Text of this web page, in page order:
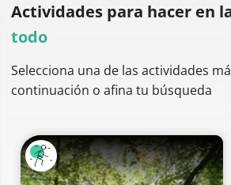
Actividades para hacer en
todo
Selecciona una de las actividades
continuación o afina tu búsqueda